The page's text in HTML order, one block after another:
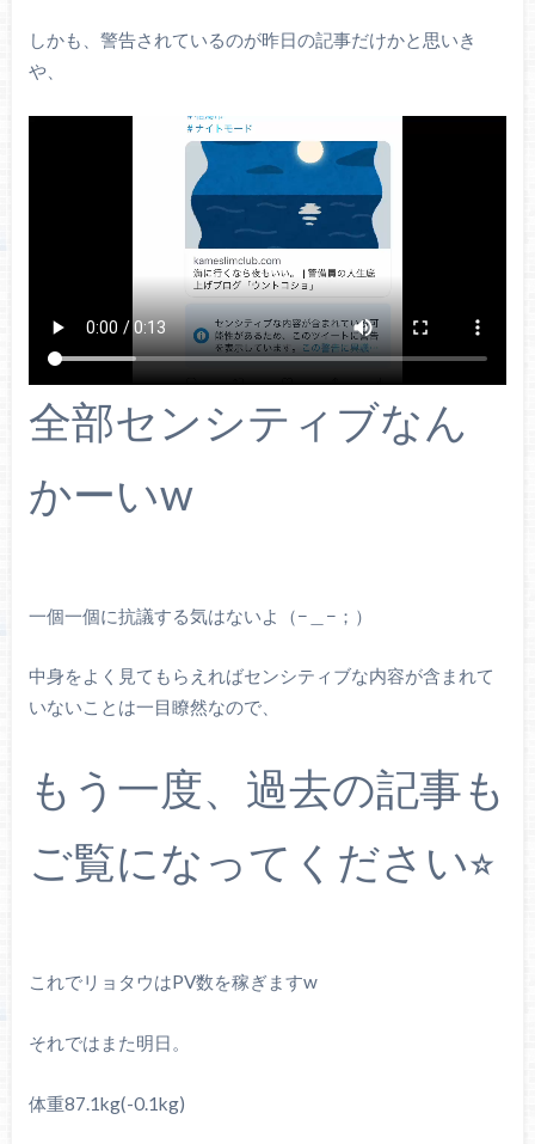
しかも、警告されているのが昨日の記事だけかと思いき
や、
全部センシティブなん
かーいw
一個一個に抗議する気はないよ（−＿−；）
中身をよく見てもらえればセンシティブな内容が含まれて
いないことは一目瞭然なので、
もう一度、過去の記事も
ご覧になってください⭐︎
これでリョタウはPV数を稼ぎますw
それではまた明日。
体重87.1kg(-0.1kg)